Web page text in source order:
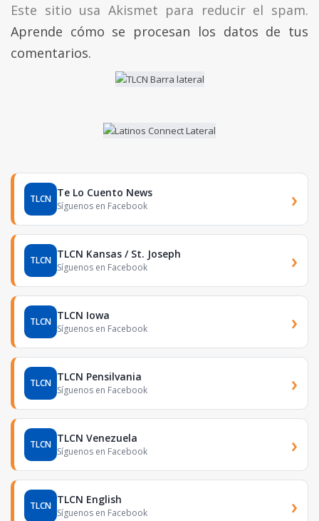
Este sitio usa Akismet para reducir el spam.
Aprende cómo se procesan los datos de tus
comentarios.
TLCN Te Lo Cuento News
Síguenos en Facebook ›
TLCN TLCN Kansas / St. Joseph
Síguenos en Facebook ›
TLCN TLCN Iowa
Síguenos en Facebook ›
TLCN TLCN Pensilvania
Síguenos en Facebook ›
TLCN TLCN Venezuela
Síguenos en Facebook ›
TLCN TLCN English
Síguenos en Facebook ›